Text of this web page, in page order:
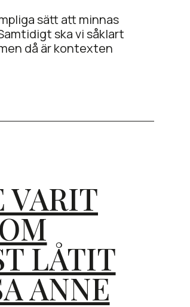
sätt att minnas
ska vi såklart
då är kontexten
VARIT
LÅTIT
ANNE